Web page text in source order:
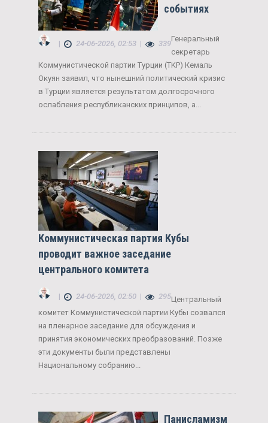
событиях
| 24-06-2026, 02:53 | 339
Генеральный
секретарь
Коммунистической партии Турции (TKP) Кемаль
Окуян заявил, что нынешний политический кризис
в Турции является результатом долгосрочного
ослабления республиканских принципов, а...
Коммунистическая партия Кубы
проводит важное заседание
центрального комитета
| 24-06-2026, 02:50 | 295Центральный
комитет Коммунистической партии Кубы созвался
на пленарное заседание для обсуждения и
принятия экономических преобразований. Позже
эти документы были представлены
Национальному собранию...
Панисламизм